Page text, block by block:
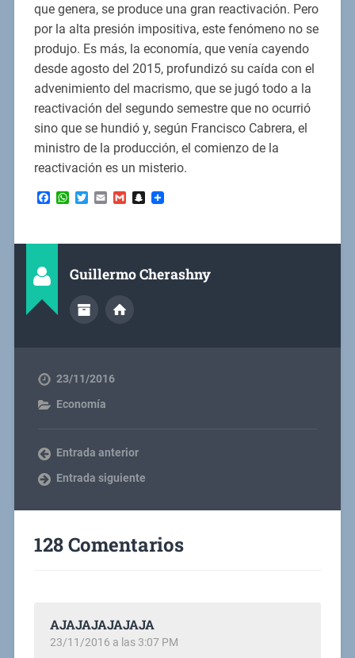
que genera, se produce una gran reactivación. Pero
por la alta presión impositiva, este fenómeno no se
produjo. Es más, la economía, que venía cayendo
desde agosto del 2015, profundizó su caída con el
advenimiento del macrismo, que se jugó todo a la
reactivación del segundo semestre que no ocurrió
sino que se hundió y, según Francisco Cabrera, el
ministro de la producción, el comienzo de la
reactivación es un misterio.
Facebook
WhatsApp
Twitter
EmailGmailSnapchat
Guillermo Cherashny
23/11/2016
Economía
Entrada anterior
Entrada siguiente
128 Comentarios
AJAJAJAJAJAJA
23/11/2016 a las 3:07 PM